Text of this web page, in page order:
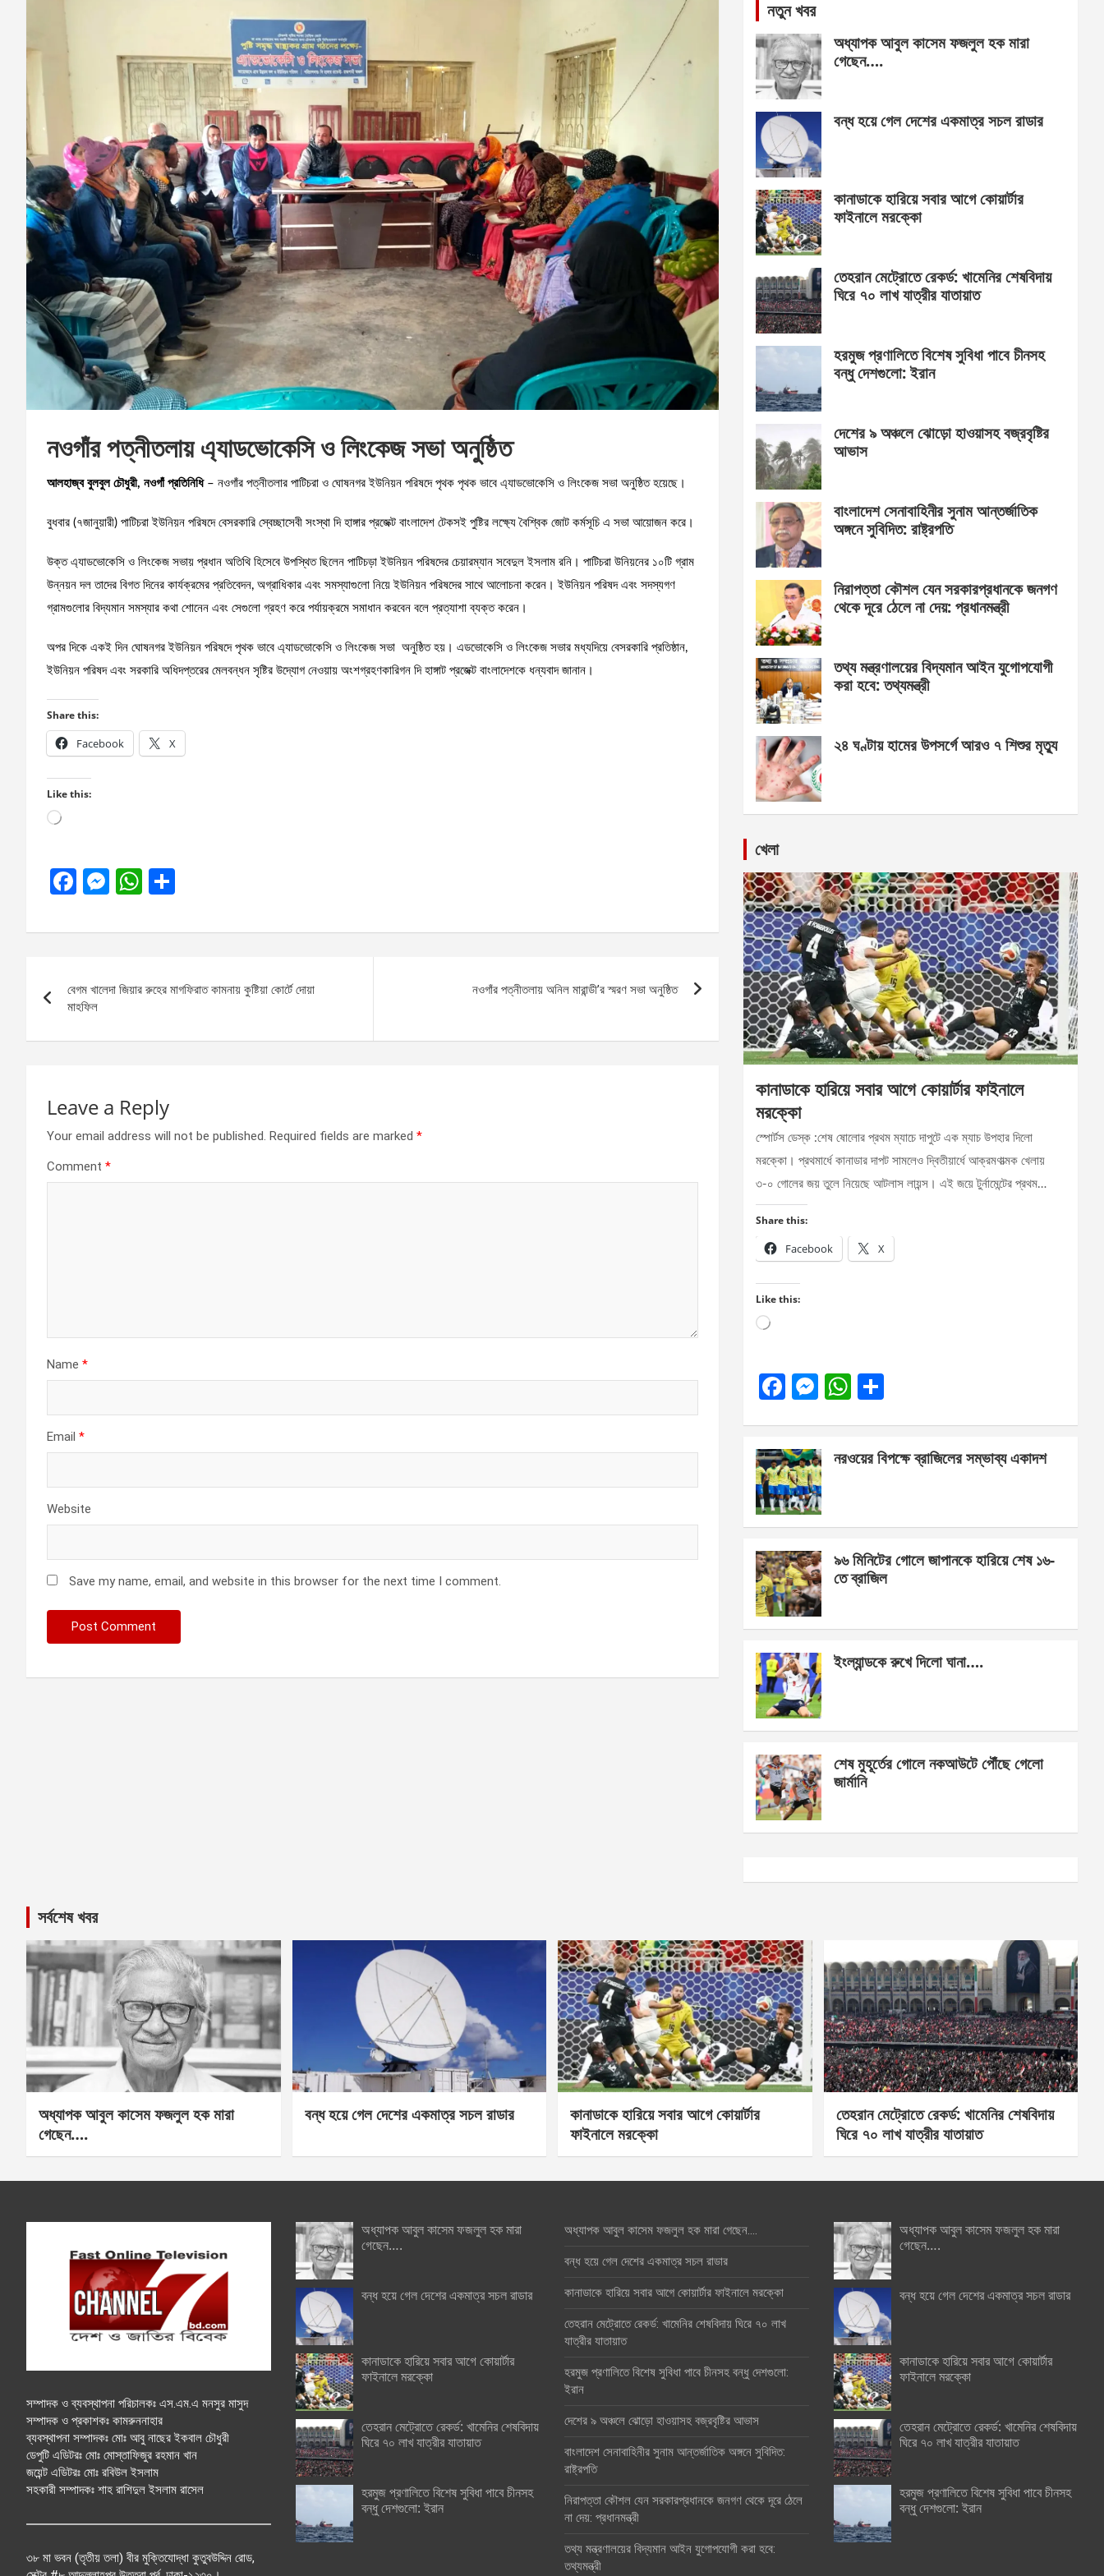
নওগাঁর পত্নীতলায় এ্যাডভোকেসি ও লিংকেজ সভা অনুষ্ঠিত
আলহাজ্ব বুলবুল চৌধুরী, নওগাঁ প্রতিনিধি – নওগাঁর পত্নীতলার পাটিচরা ও ঘোষনগর ইউনিয়ন পরিষদে পৃথক পৃথক ভাবে এ্যাডভোকেসি ও লিংকেজ সভা অনুষ্ঠিত হয়েছে।
বুধবার (৭জানুয়ারী) পাটিচরা ইউনিয়ন পরিষদে বেসরকারি স্বেচ্ছাসেবী সংস্থা দি হাঙ্গার প্রজেক্ট বাংলাদেশ টেকসই পুষ্টির লক্ষ্যে বৈশ্বিক জোট কর্মসূচি এ সভা আয়োজন করে।
উক্ত এ্যাডভোকেসি ও লিংকেজ সভায় প্রধান অতিথি হিসেবে উপস্থিত ছিলেন পাটিচড়া ইউনিয়ন পরিষদের চেয়ারম্যান সবেদুল ইসলাম রনি। পাটিচরা উনিয়নের ১০টি গ্রাম
উন্নয়ন দল তাদের বিগত দিনের কার্যক্রমের প্রতিবেদন, অগ্রাধিকার এবং সমস্যাগুলো নিয়ে ইউনিয়ন পরিষদের সাথে আলোচনা করেন। ইউনিয়ন পরিষদ এবং সদস্যগণ
গ্রামগুলোর বিদ্যমান সমস্যার কথা শোনেন এবং সেগুলো গ্রহণ করে পর্যায়ক্রমে সমাধান করবেন বলে প্রত্যাশা ব্যক্ত করেন।
অপর দিকে একই দিন ঘোষনগর ইউনিয়ন পরিষদে পৃথক ভাবে এ্যাডভোকেসি ও লিংকেজ সভা অনুষ্ঠিত হয়। এডভোকেসি ও লিংকেজ সভার মধ্যদিয়ে বেসরকারি প্রতিষ্ঠান,
ইউনিয়ন পরিষদ এবং সরকারি অধিদপ্তরের মেলবন্ধন সৃষ্টির উদ্যোগ নেওয়ায় অংশগ্রহণকারিগন দি হাঙ্গাট প্রজেক্ট বাংলাদেশকে ধন্যবাদ জানান।
Share this:
Facebook X
Like this:
Loading…
F
ce
o
o
k
M
se
g
W
at
A
p
ar
navigation
বেগম খালেদা জিয়ার রুহের মাগফিরাত কামনায় কুষ্টিয়া কোর্টে দোয়া
মাহফিল
নওগাঁর পত্নীতলায় অনিল মারান্ডী’র স্মরণ সভা অনুষ্ঠিত
Leave a Reply
Your email address will not be published. Required fields are marked *
Comment *
Name *
Email *
Website
Save my name, email, and website in this browser for the next time I comment.
নতুন খবর
অধ্যাপক আবুল কাসেম ফজলুল হক মারা
গেছেন….
বন্ধ হয়ে গেল দেশের একমাত্র সচল রাডার
কানাডাকে হারিয়ে সবার আগে কোয়ার্টার
ফাইনালে মরক্কো
তেহরান মেট্রোতে রেকর্ড: খামেনির শেষবিদায়
ঘিরে ৭০ লাখ যাত্রীর যাতায়াত
হরমুজ প্রণালিতে বিশেষ সুবিধা পাবে চীনসহ
বন্ধু দেশগুলো: ইরান
দেশের ৯ অঞ্চলে ঝোড়ো হাওয়াসহ বজ্রবৃষ্টির
আভাস
বাংলাদেশ সেনাবাহিনীর সুনাম আন্তর্জাতিক
অঙ্গনে সুবিদিত: রাষ্ট্রপতি
নিরাপত্তা কৌশল যেন সরকারপ্রধানকে জনগণ
থেকে দূরে ঠেলে না দেয়: প্রধানমন্ত্রী
তথ্য মন্ত্রণালয়ের বিদ্যমান আইন যুগোপযোগী
করা হবে: তথ্যমন্ত্রী
২৪ ঘণ্টায় হামের উপসর্গে আরও ৭ শিশুর মৃত্যু
খেলা
কানাডাকে হারিয়ে সবার আগে কোয়ার্টার ফাইনালে
মরক্কো
স্পোর্টস ডেস্ক :শেষ ষোলোর প্রথম ম্যাচে দাপুটে এক ম্যাচ উপহার দিলো
মরক্কো। প্রথমার্ধে কানাডার দাপট সামলেও দ্বিতীয়ার্ধে আক্রমণাত্মক খেলায়
৩-০ গোলের জয় তুলে নিয়েছে আটলাস লায়ন্স। এই জয়ে টুর্নামেন্টের প্রথম…
Share this:
Facebook X
Like this:
Loading…
F
b
o
o
k
M
n
g
er
W
s
e
নরওয়ের বিপক্ষে ব্রাজিলের সম্ভাব্য একাদশ
৯৬ মিনিটের গোলে জাপানকে হারিয়ে শেষ ১৬-
তে ব্রাজিল
ইংল্যান্ডকে রুখে দিলো ঘানা….
শেষ মুহূর্তের গোলে নকআউটে পৌঁছে গেলো
জার্মানি
সর্বশেষ খবর
অধ্যাপক আবুল কাসেম ফজলুল হক মারা
গেছেন….
বন্ধ হয়ে গেল দেশের একমাত্র সচল রাডার
কানাডাকে হারিয়ে সবার আগে কোয়ার্টার
ফাইনালে মরক্কো
তেহরান মেট্রোতে রেকর্ড: খামেনির শেষবিদায়
ঘিরে ৭০ লাখ যাত্রীর যাতায়াত
সম্পাদক ও ব্যবস্থাপনা পরিচালকঃ এস.এম.এ মনসুর মাসুদ
সম্পাদক ও প্রকাশকঃ কামরুননাহার
ব্যবস্থাপনা সম্পাদকঃ মোঃ আবু নাছের ইকবাল চৌধুরী
ডেপুটি এডিটরঃ মোঃ মোস্তাফিজুর রহমান খান
জয়েন্ট এডিটরঃ মোঃ রবিউল ইসলাম
সহকারী সম্পাদকঃ শাহ রাশিদুল ইসলাম রাসেল
৩৮ মা ভবন (তৃতীয় তলা) বীর মুক্তিযোদ্ধা কুতুবউদ্দিন রোড,
অধ্যাপক আবুল কাসেম ফজলুল হক মারা
গেছেন….
বন্ধ হয়ে গেল দেশের একমাত্র সচল রাডার
কানাডাকে হারিয়ে সবার আগে কোয়ার্টার
ফাইনালে মরক্কো
তেহরান মেট্রোতে রেকর্ড: খামেনির শেষবিদায়
ঘিরে ৭০ লাখ যাত্রীর যাতায়াত
হরমুজ প্রণালিতে বিশেষ সুবিধা পাবে চীনসহ
বন্ধু দেশগুলো: ইরান
অধ্যাপক আবুল কাসেম ফজলুল হক মারা গেছেন….
বন্ধ হয়ে গেল দেশের একমাত্র সচল রাডার
কানাডাকে হারিয়ে সবার আগে কোয়ার্টার ফাইনালে মরক্কো
তেহরান মেট্রোতে রেকর্ড: খামেনির শেষবিদায় ঘিরে ৭০ লাখ
যাত্রীর যাতায়াত
হরমুজ প্রণালিতে বিশেষ সুবিধা পাবে চীনসহ বন্ধু দেশগুলো:
ইরান
দেশের ৯ অঞ্চলে ঝোড়ো হাওয়াসহ বজ্রবৃষ্টির আভাস
বাংলাদেশ সেনাবাহিনীর সুনাম আন্তর্জাতিক অঙ্গনে সুবিদিত:
রাষ্ট্রপতি
নিরাপত্তা কৌশল যেন সরকারপ্রধানকে জনগণ থেকে দূরে ঠেলে
না দেয়: প্রধানমন্ত্রী
তথ্য মন্ত্রণালয়ের বিদ্যমান আইন যুগোপযোগী করা হবে:
তথ্যমন্ত্রী
অধ্যাপক আবুল কাসেম ফজলুল হক মারা
গেছেন….
বন্ধ হয়ে গেল দেশের একমাত্র সচল রাডার
কানাডাকে হারিয়ে সবার আগে কোয়ার্টার
ফাইনালে মরক্কো
তেহরান মেট্রোতে রেকর্ড: খামেনির শেষবিদায়
ঘিরে ৭০ লাখ যাত্রীর যাতায়াত
হরমুজ প্রণালিতে বিশেষ সুবিধা পাবে চীনসহ
বন্ধু দেশগুলো: ইরান